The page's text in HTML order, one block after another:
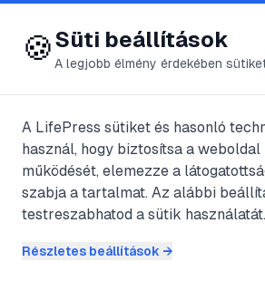
😍 LifePress
🏷️#pesti
szalonok
3cikk található ezzel a címkével
🍪Süti beállítások
A legjobb élmény érdekében
A LifePress sütiket és hasonló
használ, hogy biztosítsa a
működését, elemezze a
szabja a tartalmat. Az alábbi
testreszabhatod a sütik használatát.
Részletes beállítások →